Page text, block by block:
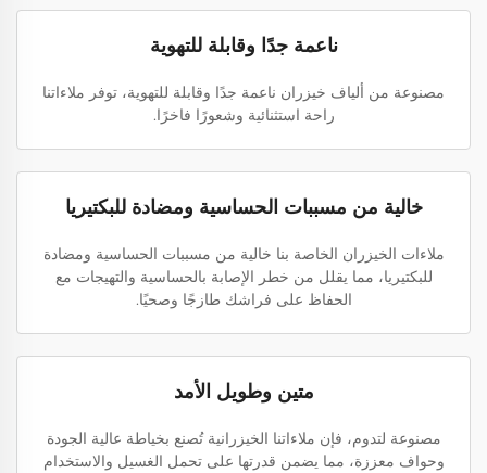
ناعمة جدًا وقابلة للتهوية
مصنوعة من ألياف خيزران ناعمة جدًا وقابلة للتهوية، توفر ملاءاتنا
راحة استثنائية وشعورًا فاخرًا.
خالية من مسببات الحساسية ومضادة للبكتيريا
ملاءات الخيزران الخاصة بنا خالية من مسببات الحساسية ومضادة
للبكتيريا، مما يقلل من خطر الإصابة بالحساسية والتهيجات مع
الحفاظ على فراشك طازجًا وصحيًا.
متين وطويل الأمد
مصنوعة لتدوم، فإن ملاءاتنا الخيزرانية تُصنع بخياطة عالية الجودة
وحواف معززة، مما يضمن قدرتها على تحمل الغسيل والاستخدام